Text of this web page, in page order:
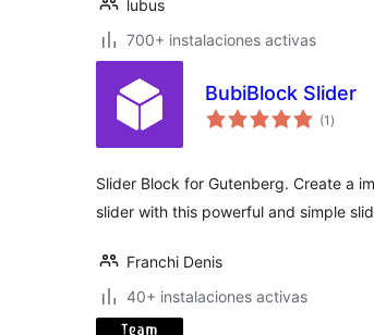
lubus
700+ instalaciones activas
BubiBlock Slider
(1en
)
Slider Block for Gutenberg. Create a
slider with this powerful and simple
Franchi Denis
40+ instalaciones activas